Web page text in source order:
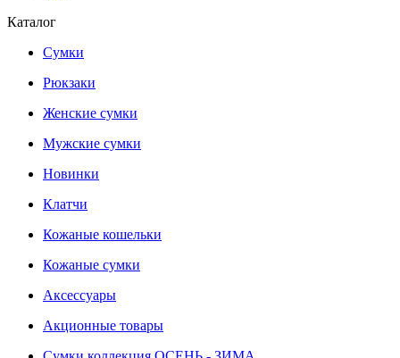
Каталог
Сумки
Рюкзаки
Женские сумки
Мужские сумки
Новинки
Клатчи
Кожаные кошельки
Кожаные сумки
Аксессуары
Акционные товары